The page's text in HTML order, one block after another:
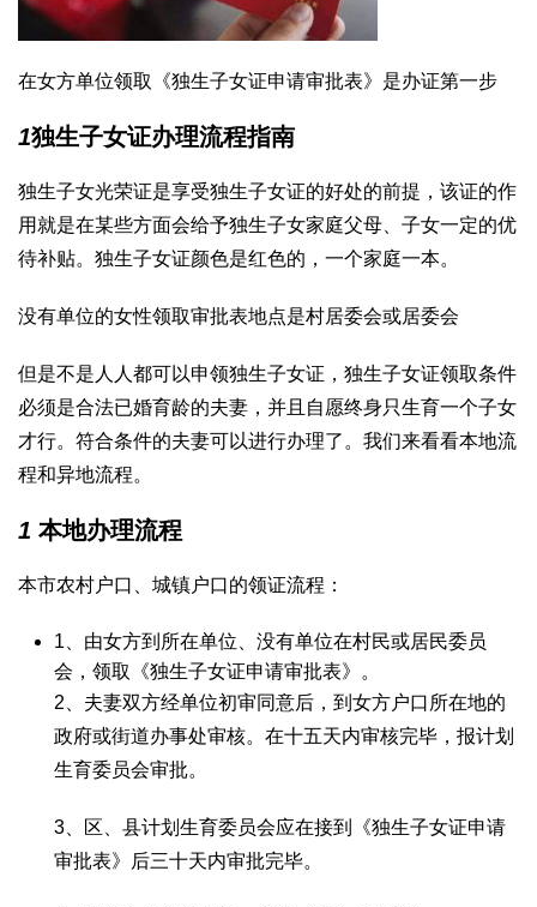
在女方单位领取《独生子女证申请审批表》是办证第一步
1独生子女证办理流程指南
独生子女光荣证是享受独生子女证的好处的前提，该证的作
用就是在某些方面会给予独生子女家庭父母、子女一定的优
待补贴。独生子女证颜色是红色的，一个家庭一本。
没有单位的女性领取审批表地点是村居委会或居委会
但是不是人人都可以申领独生子女证，独生子女证领取条件
必须是合法已婚育龄的夫妻，并且自愿终身只生育一个子女
才行。符合条件的夫妻可以进行办理了。我们来看看本地流
程和异地流程。
1 本地办理流程
本市农村户口、城镇户口的领证流程：
1、由女方到所在单位、没有单位在村民或居民委员
会，领取《独生子女证申请审批表》。
2、夫妻双方经单位初审同意后，到女方户口所在地的
政府或街道办事处审核。在十五天内审核完毕，报计划
生育委员会审批。
3、区、县计划生育委员会应在接到《独生子女证申请
审批表》后三十天内审批完毕。